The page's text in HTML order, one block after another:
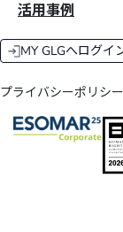
活用事例
MY GLGへログイ
プライバシーポリシー